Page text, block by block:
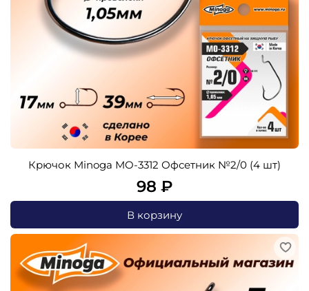
Крючок Minoga MO-3312 Офсетник №2/0 (4 шт)
98 ₽
В корзину